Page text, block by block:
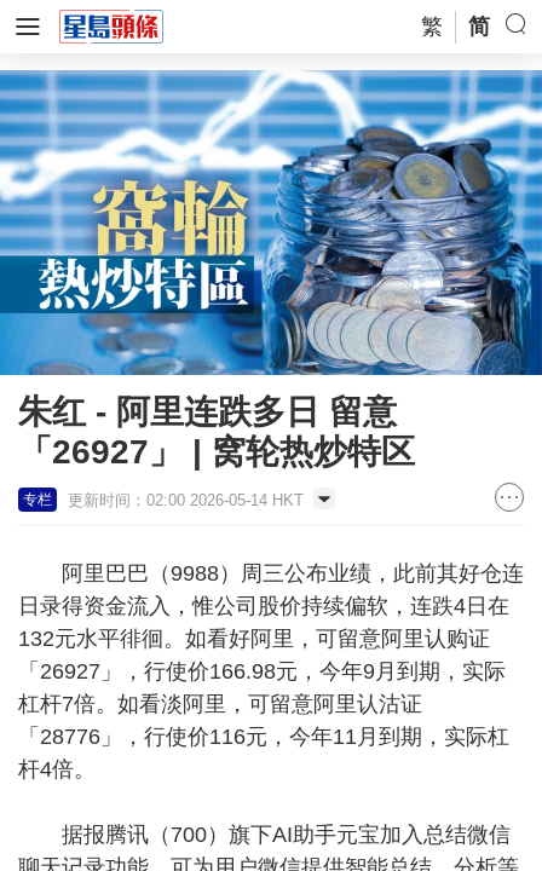
繁 简
朱红 - 阿里连跌多日 留意
「26927」 | 窝轮热炒特区
专栏 更新时间：02:00 2026-05-14 HKT
阿里巴巴（9988）周三公布业绩，此前其好仓连
日录得资金流入，惟公司股价持续偏软，连跌4日在
132元水平徘徊。如看好阿里，可留意阿里认购证
「26927」，行使价166.98元，今年9月到期，实际
杠杆7倍。如看淡阿里，可留意阿里认沽证
「28776」，行使价116元，今年11月到期，实际杠
杆4倍。
据报腾讯（700）旗下AI助手元宝加入总结微信